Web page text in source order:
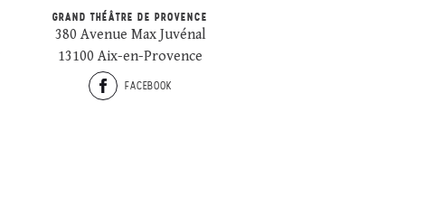
GRAND THÉÂTRE DE PROVENCE
380 Avenue Max Juvénal
13100 Aix-en-Provence
FACEBOOK